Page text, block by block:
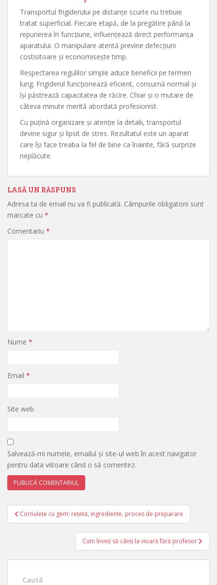
Transportul frigiderului pe distanțe scurte nu trebuie
tratat superficial. Fiecare etapă, de la pregătire până la
repunerea în funcțiune, influențează direct performanța
aparatului. O manipulare atentă previne defecțiuni
costisitoare și economisește timp.
Respectarea regulilor simple aduce beneficii pe termen
lung. Frigiderul funcționează eficient, consumă normal și
își păstrează capacitatea de răcire. Chiar și o mutare de
câteva minute merită abordată profesionist.
Cu puțină organizare și atenție la detalii, transportul
devine sigur și lipsit de stres. Rezultatul este un aparat
care își face treaba la fel de bine ca înainte, fără surprize
neplăcute.
LASĂ UN RĂSPUNS
Adresa ta de email nu va fi publicată. Câmpurile obligatorii sunt
marcate cu *
Comentariu *
Nume *
Email *
Site web
Salvează-mi numele, emailul și site-ul web în acest navigator
pentru data viitoare când o să comentez.
Navigare
în
Cornulețe cu gem: rețetă, ingrediente, proces de preparare
Cum înveți să cânți la vioară fără profesor
Caută